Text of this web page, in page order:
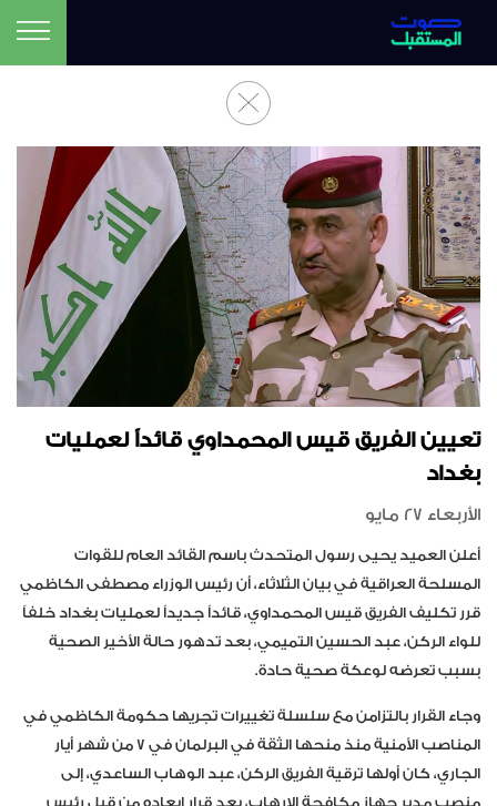
تعيين الفريق قيس المحمداوي قائداً لعمليات
بغداد
الأربعاء 27 مايو
أعلن العميد يحيى رسول المتحدث باسم القائد العام للقوات
المسلحة العراقية في بيان الثلاثاء، أن رئيس الوزراء مصطفى الكاظمي
قرر تكليف الفريق قيس المحمداوي، قائداً جديداً لعمليات بغداد خلفاً
للواء الركن، عبد الحسين التميمي، بعد تدهور حالة الأخير الصحية
بسبب تعرضه لوعكة صحية حادة.
وجاء القرار بالتزامن مع سلسلة تغييرات تجريها حكومة الكاظمي في
المناصب الأمنية منذ منحها الثقة في البرلمان في 7 من شهر أيار
الجاري، كان أولها ترقية الفريق الركن، عبد الوهاب الساعدي، إلى
منصب مدير جهاز مكافحة الإرهاب، بعد قرار إبعاده من قبل رئيس